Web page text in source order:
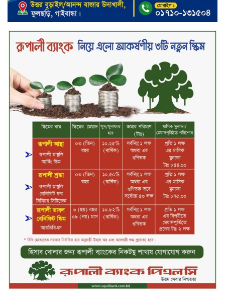
৮ ব্র্যান্ডের ফর্সাকারী ক্রিমে বিপজ্জনক
মাত্রায় মার্কারি, সতর্ক করল বিএসটিআই
জুলাই গণঅভ্যুত্থান ছিল সর্বস্তরের
মানুষের আন্দোলন: মুহাম্মদ ইউনূস
গণতন্ত্র ও আত্মত্যাগের ইতিহাস সংরক্ষণ
করবে জুলাই স্মৃতি জাদুঘর: প্রধানমন্ত্রী
সিলেট ওসমানী বিমানবন্দরে সালাম
এয়ার চালু হচ্ছে ১লা সেপ্টেম্বর হতে